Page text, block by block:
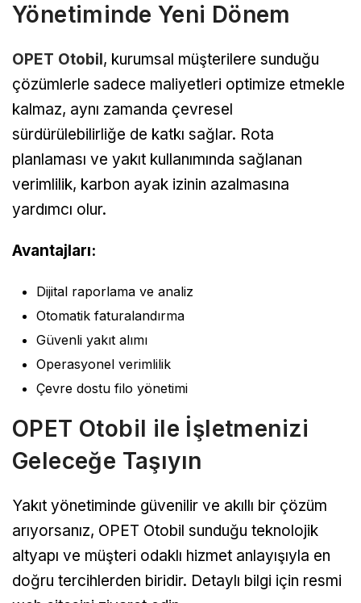
Yönetiminde Yeni Dönem
OPET Otobil, kurumsal müşterilere sunduğu
çözümlerle sadece maliyetleri optimize etmekle
kalmaz, aynı zamanda çevresel
sürdürülebilirliğe de katkı sağlar. Rota
planlaması ve yakıt kullanımında sağlanan
verimlilik, karbon ayak izinin azalmasına
yardımcı olur.
Avantajları:
Dijital raporlama ve analiz
Otomatik faturalandırma
Güvenli yakıt alımı
Operasyonel verimlilik
Çevre dostu filo yönetimi
OPET Otobil ile İşletmenizi
Geleceğe Taşıyın
Yakıt yönetiminde güvenilir ve akıllı bir çözüm
arıyorsanız, OPET Otobil sunduğu teknolojik
altyapı ve müşteri odaklı hizmet anlayışıyla en
doğru tercihlerden biridir. Detaylı bilgi için resmi